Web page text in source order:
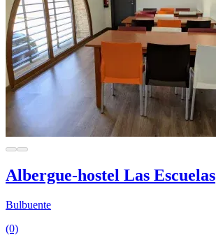
Albergue-hostel Las Escuelas
Bulbuente
(0)